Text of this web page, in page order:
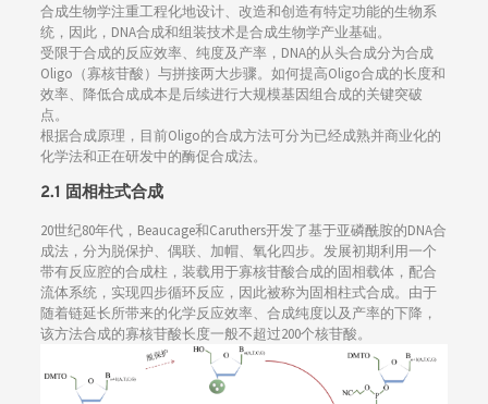
合成生物学注重工程化地设计、改造和创造有特定功能的生物系
统，因此，DNA合成和组装技术是合成生物学产业基础。
受限于合成的反应效率、纯度及产率，DNA的从头合成分为合成
Oligo（寡核苷酸）与拼接两大步骤。如何提高Oligo合成的长度和
效率、降低合成成本是后续进行大规模基因组合成的关键突破
点。
根据合成原理，目前Oligo的合成方法可分为已经成熟并商业化的
化学法和正在研发中的酶促合成法。
2.1 固相柱式合成
20世纪80年代，Beaucage和Caruthers开发了基于亚磷酰胺的DNA合
成法，分为脱保护、偶联、加帽、氧化四步。发展初期利用一个
带有反应腔的合成柱，装载用于寡核苷酸合成的固相载体，配合
流体系统，实现四步循环反应，因此被称为固相柱式合成。由于
随着链延长所带来的化学反应效率、合成纯度以及产率的下降，
该方法合成的寡核苷酸长度一般不超过200个核苷酸。